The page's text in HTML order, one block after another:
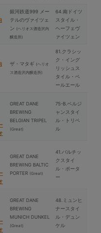
銀河鉄道999 メー
テルのヴァイツェ
ン (ヘリオス酒造沢内
醸造所)
64.南ドイツ
スタイル・
ヘーフェヴ
ァイツェン
ザ・マタギ (ヘリオ
ス酒造沢内醸造所)
81.クラシッ
ク・イング
リッシュス
タイル・ペ
ールエール
GREAT DANE
BREWING
BELGIAN TRIPEL
(Great)
75-B.ベルジ
ャンスタイ
ル・トリペ
ル
GREAT DANE
BREWING BALTIC
PORTER (Great)
41.バルチッ
クスタイ
ル・ポータ
ー
GREAT DANE
BREWING
MUNICH DUNKEL
(Great)
48.ミュンヒ
ナースタイ
ル・デュン
ケル